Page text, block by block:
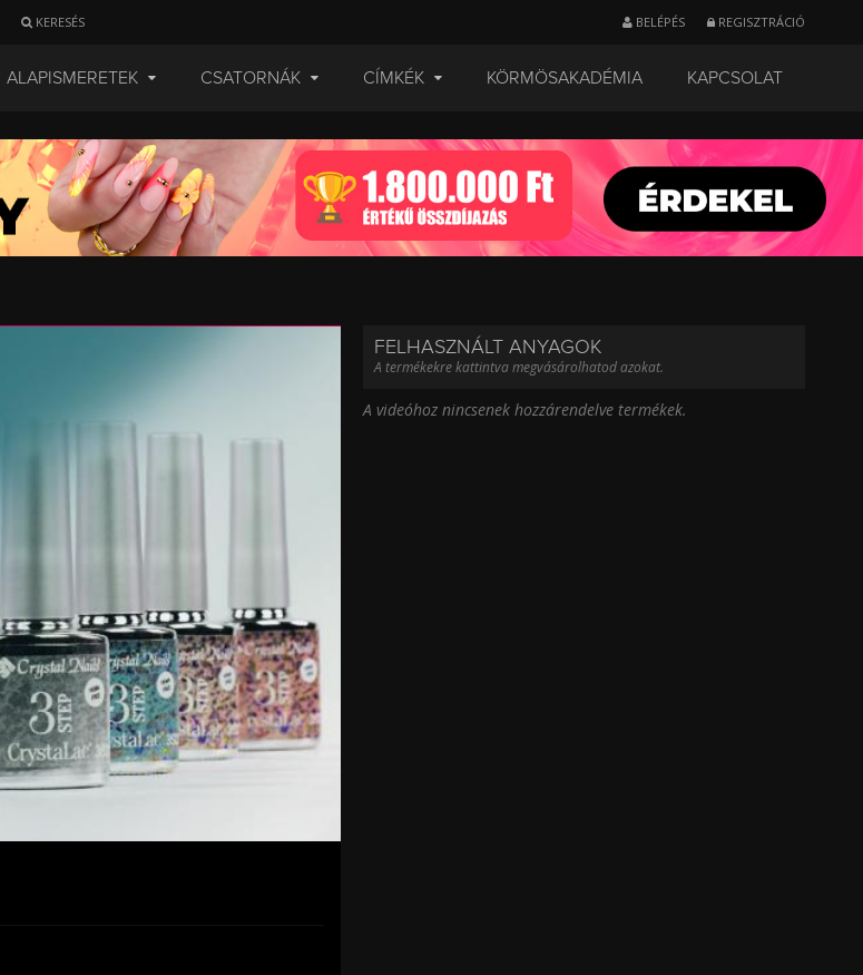
KERESÉS BELÉPÉS REGISZTRÁCIÓ
ALAPISMERETEK CSATORNÁK CÍMKÉK KÖRMÖSAKADÉMIA KAPCSOLAT
FELHASZNÁLT ANYAGOK
A termékekre kattintva megvásárolhatod azokat.
A videóhoz nincsenek hozzárendelve termékek.